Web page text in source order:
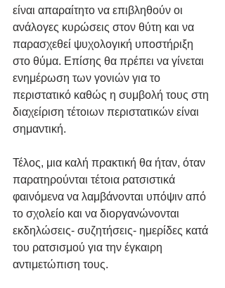
είναι απαραίτητο να επιβληθούν οι
ανάλογες κυρώσεις στον θύτη και να
παρασχεθεί ψυχολογική υποστήριξη
στο θύμα. Επίσης θα πρέπει να γίνεται
ενημέρωση των γονιών για το
περιστατικό καθώς η συμβολή τους στη
διαχείριση τέτοιων περιστατικών είναι
σημαντική.
Τέλος, μια καλή πρακτική θα ήταν, όταν
παρατηρούνται τέτοια ρατσιστικά
φαινόμενα να λαμβάνονται υπόψιν από
το σχολείο και να διοργανώνονται
εκδηλώσεις- συζητήσεις- ημερίδες κατά
του ρατσισμού για την έγκαιρη
αντιμετώπιση τους.